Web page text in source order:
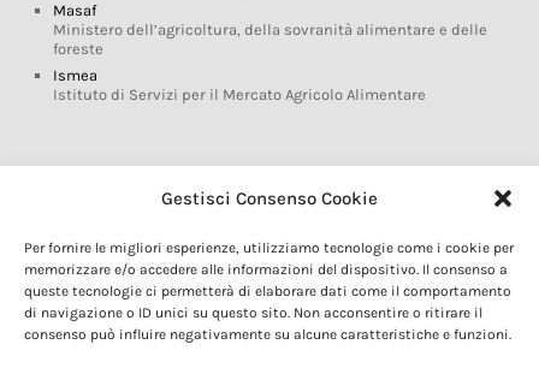
Gestisci Consenso Cookie
Per fornire le migliori esperienze, utilizziamo tecnologie come i cookie per
memorizzare e/o accedere alle informazioni del dispositivo. Il consenso a
queste tecnologie ci permetterà di elaborare dati come il comportamento
di navigazione o ID unici su questo sito. Non acconsentire o ritirare il
consenso può influire negativamente su alcune caratteristiche e funzioni.
Masaf
Ministero dell’agricoltura, della sovranità alimentare e delle
foreste
Ismea
Istituto di Servizi per il Mercato Agricolo Alimentare
Glossario DOP IGP
Marchi DOP IGP
Normativa prodotti DOP IGP
Consorzi di Tutela
Farm To Fork e prodotti DOP IGP